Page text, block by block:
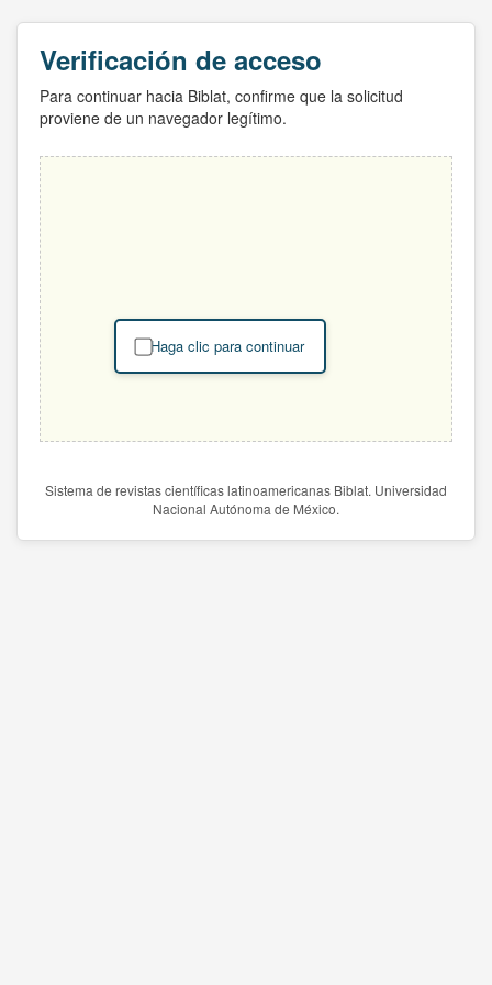
Verificación de acceso
Para continuar hacia Biblat, confirme que la solicitud
proviene de un navegador legítimo.
Haga clic para continuar
Sistema de revistas científicas latinoamericanas Biblat. Universidad
Nacional Autónoma de México.